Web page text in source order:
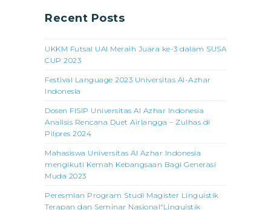
Recent Posts
UKKM Futsal UAI Meraih Juara ke-3 dalam SUSA
CUP 2023
Festival Language 2023 Universitas Al-Azhar
Indonesia
Dosen FISIP Universitas Al Azhar Indonesia
Analisis Rencana Duet Airlangga – Zulhas di
Pilpres 2024
Mahasiswa Universitas Al Azhar Indonesia
mengikuti Kemah Kebangsaan Bagi Generasi
Muda 2023
Peresmian Program Studi Magister Linguistik
Terapan dan Seminar Nasional“Linguistik